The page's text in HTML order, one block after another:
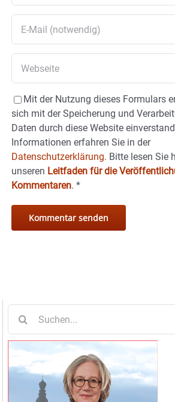
Mit der Nutzung dieses Formulars
sich mit der Speicherung und
Daten durch diese Website
Informationen erfahren Sie in der
Datenschutzerklärung. Bitte lesen Sie
unseren Leitfaden für die
Kommentaren. *
nach: